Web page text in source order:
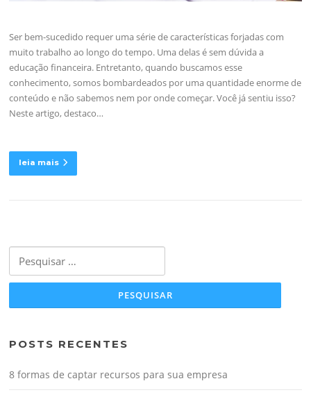
Ser bem-sucedido requer uma série de características forjadas com
muito trabalho ao longo do tempo. Uma delas é sem dúvida a
educação financeira. Entretanto, quando buscamos esse
conhecimento, somos bombardeados por uma quantidade enorme de
conteúdo e não sabemos nem por onde começar. Você já sentiu isso?
Neste artigo, destaco…
leia mais
por:
POSTS RECENTES
8 formas de captar recursos para sua empresa